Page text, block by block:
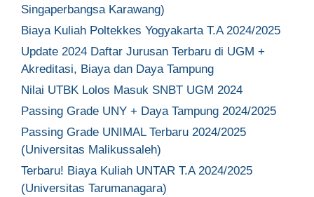
Singaperbangsa Karawang)
Biaya Kuliah Poltekkes Yogyakarta T.A 2024/2025
Update 2024 Daftar Jurusan Terbaru di UGM +
Akreditasi, Biaya dan Daya Tampung
Nilai UTBK Lolos Masuk SNBT UGM 2024
Passing Grade UNY + Daya Tampung 2024/2025
Passing Grade UNIMAL Terbaru 2024/2025
(Universitas Malikussaleh)
Terbaru! Biaya Kuliah UNTAR T.A 2024/2025
(Universitas Tarumanagara)